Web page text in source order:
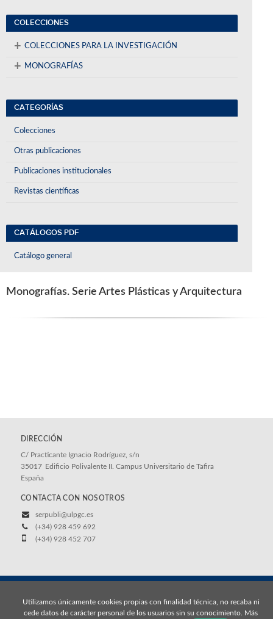
COLECCIONES
+ COLECCIONES PARA LA INVESTIGACIÓN
+ MONOGRAFÍAS
CATEGORÍAS
Colecciones
Otras publicaciones
Publicaciones institucionales
Revistas científicas
CATÁLOGOS PDF
Catálogo general
Monografías. Serie Artes Plásticas y Arquitectura
DIRECCIÓN
C/ Practicante Ignacio Rodríguez, s/n
35017 Edificio Polivalente II. Campus Universitario de Tafira
España
CONTACTA CON NOSOTROS
serpubli@ulpgc.es
(+34) 928 459 692
(+34) 928 452 707
Aviso legal Política de cookies
Utilizamos únicamente cookies propias con finalidad técnica, no recaba ni
cede datos de carácter personal de los usuarios sin su conocimiento. Más